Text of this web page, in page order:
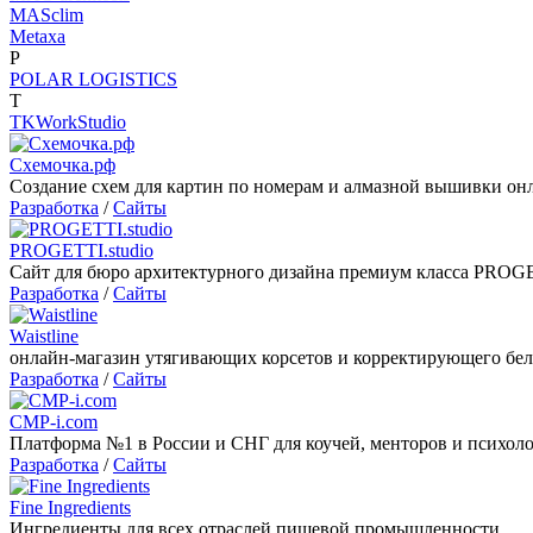
MASclim
Metaxa
P
POLAR LOGISTICS
T
TKWorkStudio
Схемочка.рф
Создание схем для картин по номерам и алмазной вышивки
Разработка / Сайты
PROGETTI.studio
Сайт для бюро архитектурного дизайна премиум класса
Разработка / Сайты
Waistline
онлайн-магазин утягивающих корсетов и корректирующего
Разработка / Сайты
CMP-i.com
Платформа №1 в России и СНГ для коучей, менторов и
Разработка / Сайты
Fine Ingredients
Ингредиенты для всех отраслей пищевой промышленности